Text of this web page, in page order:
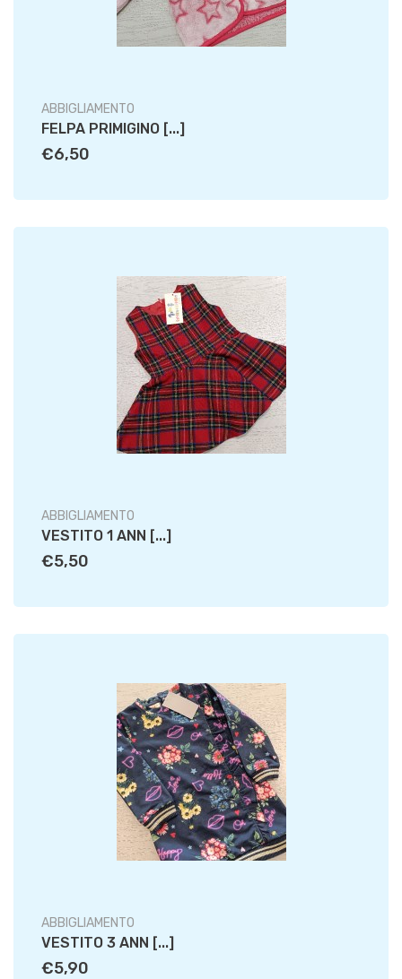
ABBIGLIAMENTO
FELPA PRIMIGINO [...]
€6,50
ABBIGLIAMENTO
VESTITO 1 ANN [...]
€5,50
ABBIGLIAMENTO
VESTITO 3 ANN [...]
€5,90